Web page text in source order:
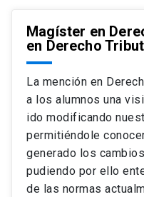
completamente al
estudio intenso y
laboral, de marzo a
completamente a la
diciembre a marzo.
2 cursos
semestre
+ 5 cursos
semestre
+ 4 cursos
Magíster en
en Derecho
La mención en
a los alumnos una
ido modificando
permitiéndole
generado los
pudiendo por ello
de las normas